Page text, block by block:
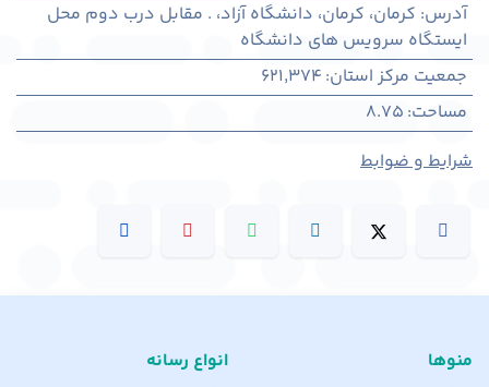
آدرس: کرمان، كرمان، دانشگاه آزاد، . مقابل درب دوم محل
ایستگاه سرویس های دانشگاه
جمعیت مرکز استان:
621,374
مساحت:
8.75
شرایط و ضوابط
منوها انواع رسانه